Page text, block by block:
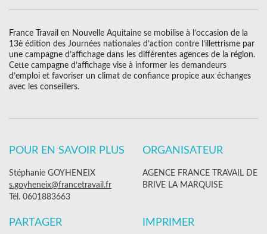
France Travail en Nouvelle Aquitaine se mobilise à l’occasion de la
13è édition des Journées nationales d’action contre l’illettrisme par
une campagne d’affichage dans les différentes agences de la région.
Cette campagne d’affichage vise à informer les demandeurs
d’emploi et favoriser un climat de confiance propice aux échanges
avec les conseillers.
POUR EN SAVOIR PLUS
Stéphanie GOYHENEIX
s.goyheneix@francetravail.fr
Tél. 0601883663
ORGANISATEUR
AGENCE FRANCE TRAVAIL DE
BRIVE LA MARQUISE
PARTAGER IMPRIMER